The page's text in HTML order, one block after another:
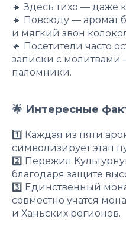
🔸 Здесь тихо — даже
🔸 Повсюду — аромат
и мягкий звон
🔸 Посетители часто
записки с молитвами
паломники.
🌟 Интересные
1️⃣ Каждая из пяти
символизирует этап
2️⃣ Пережил
благодаря защите
3️⃣ Единственный
совместно учатся
и Ханьских регионов.